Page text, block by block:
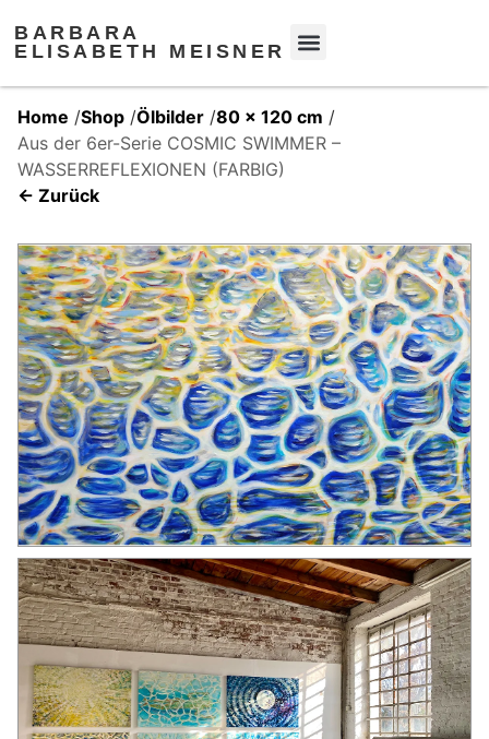
BARBARA
ELISABETH MEISNER
Home /Shop /Ölbilder /80 x 120 cm /
Aus der 6er-Serie COSMIC SWIMMER –
WASSERREFLEXIONEN (FARBIG)
← Zurück